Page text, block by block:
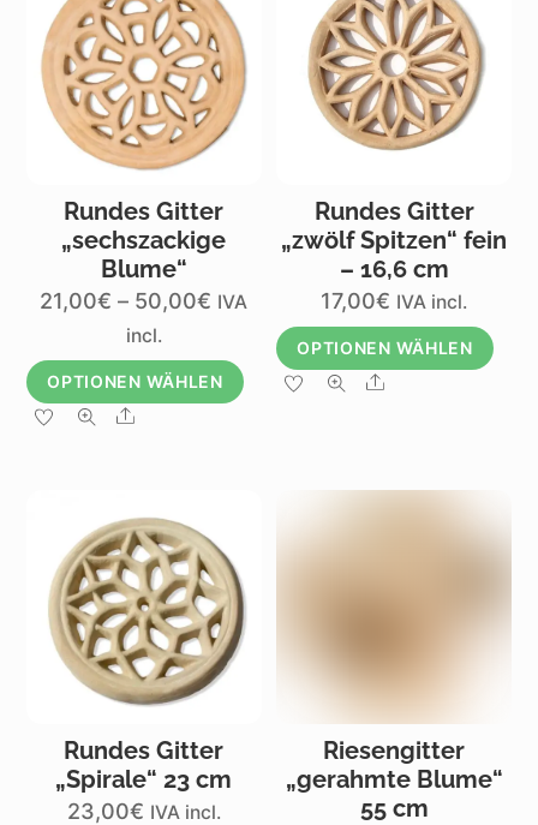
auf.
Die
Optionen
können
gewählt
werden
Rundes Gitter
„sechszackige
Blume“
21,00€ – 50,00€ Preisspanne:
21,00€
bis
50,00€
IVA
incl.
OPTIONEN WÄHLEN
Dieses
Varianten
Die
Optionen
können
gewählt
werden
Share
Rundes Gitter
„zwölf Spitzen“ fein
– 16,6 cm
17,00€ IVA incl.
OPTIONEN WÄHLEN
Dieses
Varianten
werden
Share
Rundes Gitter
„Spirale“ 23 cm
23,00€ IVA incl.
Riesengitter
„gerahmte Blume“
55 cm